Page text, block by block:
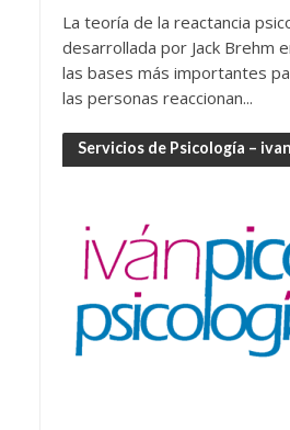
La teoría de la reactancia
desarrollada por Jack Brehm
las bases más importantes
las personas reaccionan...
Servicios de Psicología –